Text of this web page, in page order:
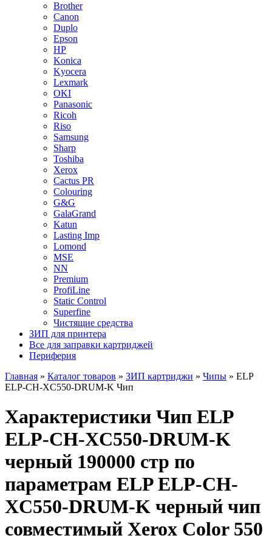
Brother
Canon
Duplo
Epson
HP
Konica
Kyocera
Lexmark
OKI
Panasonic
Ricoh
Riso
Samsung
Sharp
Toshiba
Xerox
Cactus PR
Colouring
G&G
GalaGrand
Katun
Lasting Imp
Lomond
MSE
NN
Premium
ProfiLine
Static Control
Superfine
Чистящие средства
ЗИП для принтера
Все для заправки картриджей
Периферия
Главная » Каталог товаров » ЗИП картриджи » Чипы » ELP
ELP-CH-XC550-DRUM-K Чип
Характеристики Чип ELP
ELP-CH-XC550-DRUM-K
черный 190000 стр по
параметрам ELP ELP-CH-
XC550-DRUM-K черный чип
совместимый Xerox Color 550